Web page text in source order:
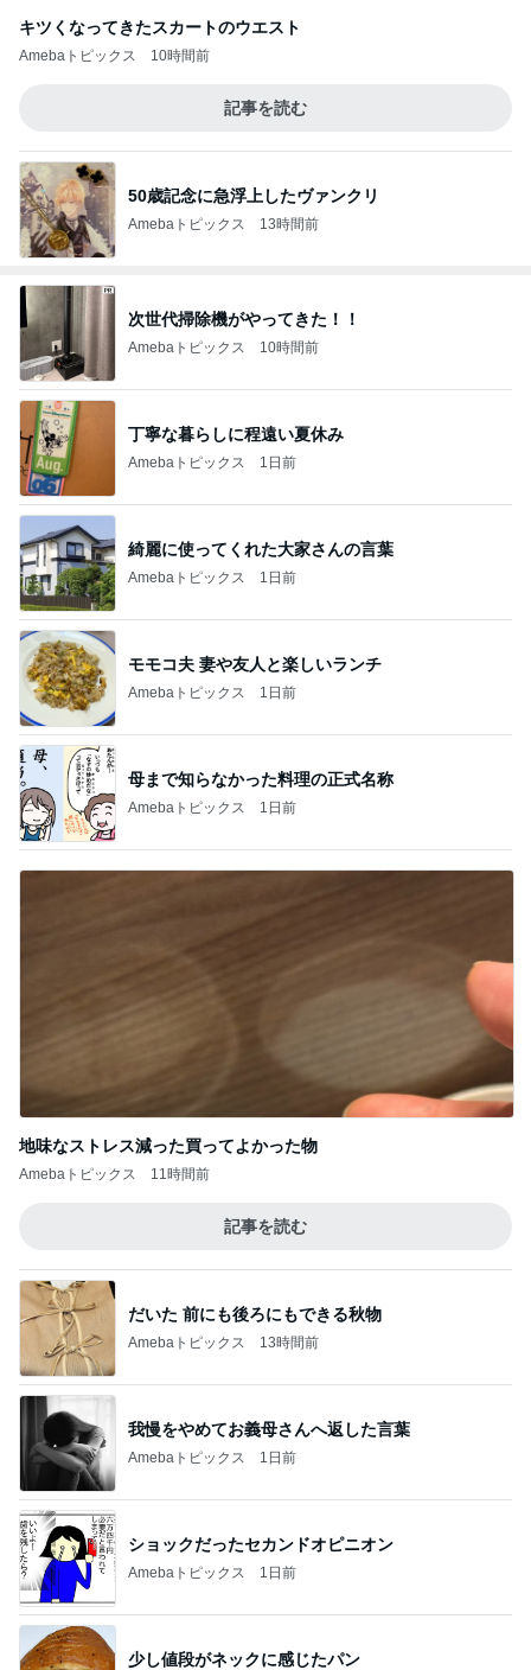
キツくなってきたスカートのウエスト
Amebaトピックス 10時間前
記事を読む
50歳記念に急浮上したヴァンクリ
Amebaトピックス 13時間前
次世代掃除機がやってきた！！
Amebaトピックス 10時間前
丁寧な暮らしに程遠い夏休み
Amebaトピックス 1日前
綺麗に使ってくれた大家さんの言葉
Amebaトピックス 1日前
モモコ夫 妻や友人と楽しいランチ
Amebaトピックス 1日前
母まで知らなかった料理の正式名称
Amebaトピックス 1日前
地味なストレス減った買ってよかった物
Amebaトピックス 11時間前
記事を読む
だいた 前にも後ろにもできる秋物
Amebaトピックス 13時間前
我慢をやめてお義母さんへ返した言葉
Amebaトピックス 1日前
ショックだったセカンドオピニオン
Amebaトピックス 1日前
少し値段がネックに感じたパン